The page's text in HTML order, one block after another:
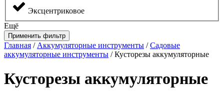
Эксцентриковое
Ещё
Применить фильтр
Главная / Аккумуляторные инструменты /Садовые
аккумуляторные инструменты / Кусторезы аккумуляторные
Кусторезы аккумуляторные